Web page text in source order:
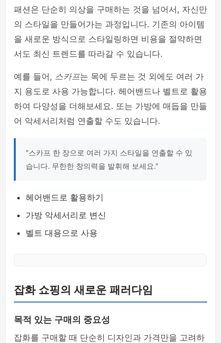
패션은 단순히 의상을 구매하는 것을 넘어서, 자신만
의 스타일을 만들어가는 과정입니다. 기존의 아이템
을 새로운 방식으로 스타일링하면 비용을 절약하면
서도 최신 트렌드를 따라갈 수 있습니다.
예를 들어, 스카프는 목에 두르는 것 외에도 여러 가
지 용도로 사용 가능합니다. 헤어밴드나 벨트로 활용
하여 다양성을 더해보세요. 또는 가방에 매듭을 만들
어 악세서리처럼 연출할 수도 있습니다.
"스카프 한 장으로 여러 가지 스타일을 연출할 수 있
습니다. 무한한 창의력을 발휘해 보세요."
헤어밴드로 활용하기
가방 악세서리로 변신
벨트 대용으로 사용
잡화 쇼핑의 새로운 패러다임
목적 있는 구매의 중요성
잡화를 구매할 때 단순히 디자인과 가격만을 고려하